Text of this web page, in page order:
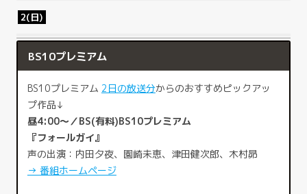
2(日)
BS10プレミアム
BS10プレミアム 2日の放送分からのおすすめピックアッ
プ作品↓
昼4:00～／BS(有料)BS10プレミアム
『フォールガイ』
声の出演：内田夕夜、園崎未恵、津田健次郎、木村昴
→ 番組ホームページ